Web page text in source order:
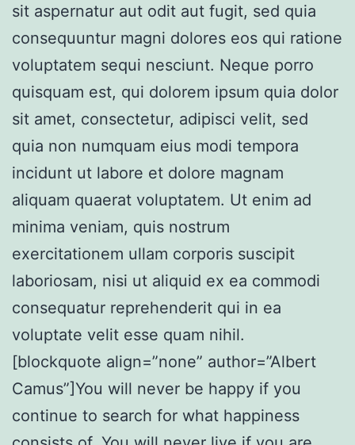
sit aspernatur aut odit aut fugit, sed quia
consequuntur magni dolores eos qui ratione
voluptatem sequi nesciunt. Neque porro
quisquam est, qui dolorem ipsum quia dolor
sit amet, consectetur, adipisci velit, sed
quia non numquam eius modi tempora
incidunt ut labore et dolore magnam
aliquam quaerat voluptatem. Ut enim ad
minima veniam, quis nostrum
exercitationem ullam corporis suscipit
laboriosam, nisi ut aliquid ex ea commodi
consequatur reprehenderit qui in ea
voluptate velit esse quam nihil.
[blockquote align=”none” author=”Albert
Camus”]You will never be happy if you
continue to search for what happiness